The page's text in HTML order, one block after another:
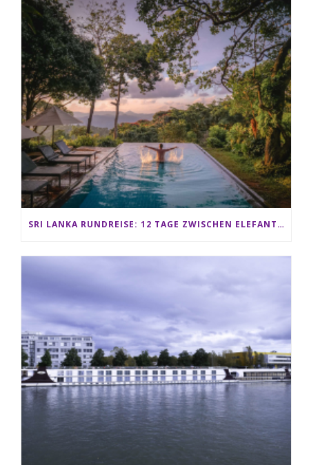
SRI LANKA RUNDREISE: 12 TAGE ZWISCHEN ELEFANTEN, TEEPLANTAGEN & STRAND ALS FAMILIE